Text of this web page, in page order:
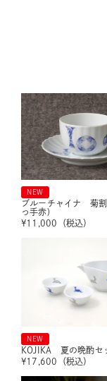
NEW
ブルーチャイナ 菊
っ手赤)
¥11,000 （税込）
NEW
KOJIKA 夏の晩酌セ
¥17,600 （税込）